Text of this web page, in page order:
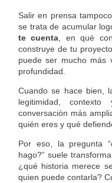
Salir en prensa
se trata de acumular
te cuenta , en qué
construye de tu
puede ser mucho más
profundidad.
Cuando se hace bien,
legitimidad,
conversación más
quién eres y qué
Por eso, la pregunta
hago?” suele
¿qué historia merece
quien puede contarla?